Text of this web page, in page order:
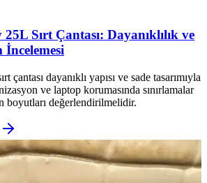
Sırt Çantası: Dayanıklılık ve
çantası dayanıklı yapısı ve sade tasarımıyla
ve laptop korumasında sınırlamalar
boyutları değerlendirilmelidir.